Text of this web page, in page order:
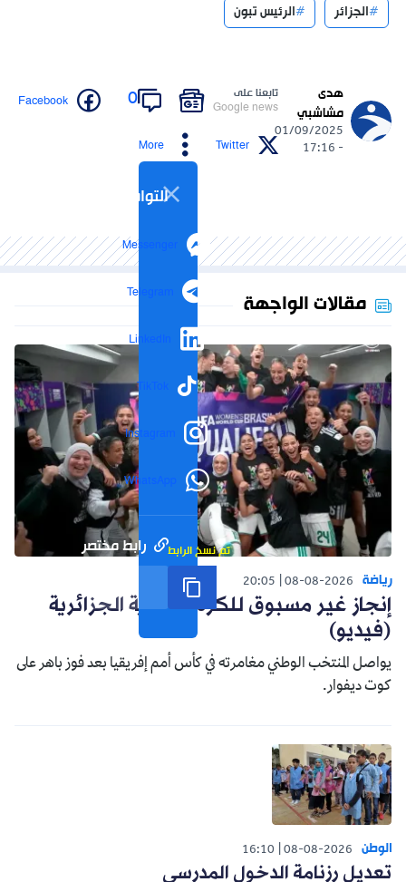
الجزائر الرئيس تبون
هدى
مشاشبي
01/09/2025
- 17:16
تابعنا على
Google news
0
Facebook
Twitter
More
التواصل الاجتماعي
Messenger
Telegram
LinkedIn
TikTok
Instagram
WhatsApp
رابط مختصر تم نسخ الرابط
مقالات الواجهة
رياضة 08-08-2026
20:05
إنجاز غير مسبوق للكرة النسوية الجزائرية
(فيديو)
يواصل المنتخب الوطني مغامرته في كأس أمم إفريقيا بعد فوز باهر على
كوت ديفوار.
الوطن 08-08-2026
16:10
تعديل رزنامة الدخول المدرسي